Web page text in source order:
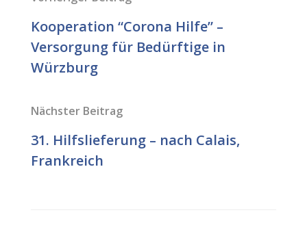
Kooperation “Corona Hilfe” –
Versorgung für Bedürftige in
Würzburg
Nächster Beitrag
31. Hilfslieferung – nach Calais,
Frankreich